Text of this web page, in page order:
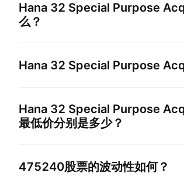
Hana 32 Special Purpose
么？
Hana 32 Special Purpose
Hana 32 Special Purpose
最低价分别是多少？
475240股票的波动性如何？